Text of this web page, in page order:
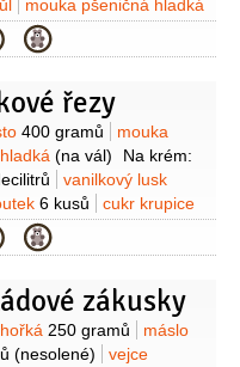
mouka pšeničná hladká
kakao
kypřící prášek do pečiva
řezy
400 gramů
mouka
(na vál)
Na krém:
vanilkový lusk
6 kusů
cukr krupice
moučka škrobová
máslo50 gramů
rum
(fondánová)
čokoláda
zákusky
250 gramů
máslo
(nesolené)
vejce